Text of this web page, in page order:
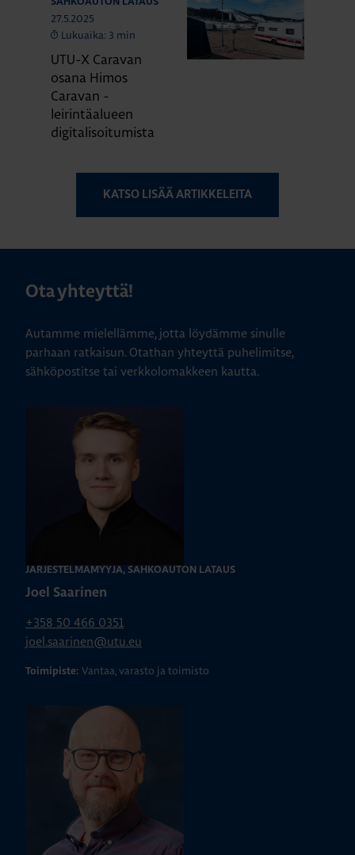
SÄHKÖAUTON LATAUS
27.5.2025
Lukuaika: 3 min
UTU-X Caravan
osana Himos
Caravan -
leirintäalueen
digitalisoitumista
KATSO LISÄÄ ARTIKKELEITA
Ota yhteyttä!
Autamme mielellämme, jotta löydämme sinulle
parhaan ratkaisun. Otathan yhteyttä puhelimitse,
sähköpostitse tai verkkolomakkeen kautta.
JÄRJESTELMÄMYYJÄ, SÄHKÖAUTON LATAUS
Joel Saarinen
+358 50 466 0351
joel.saarinen@utu.eu
Toimipiste: Vantaa, varasto ja toimisto